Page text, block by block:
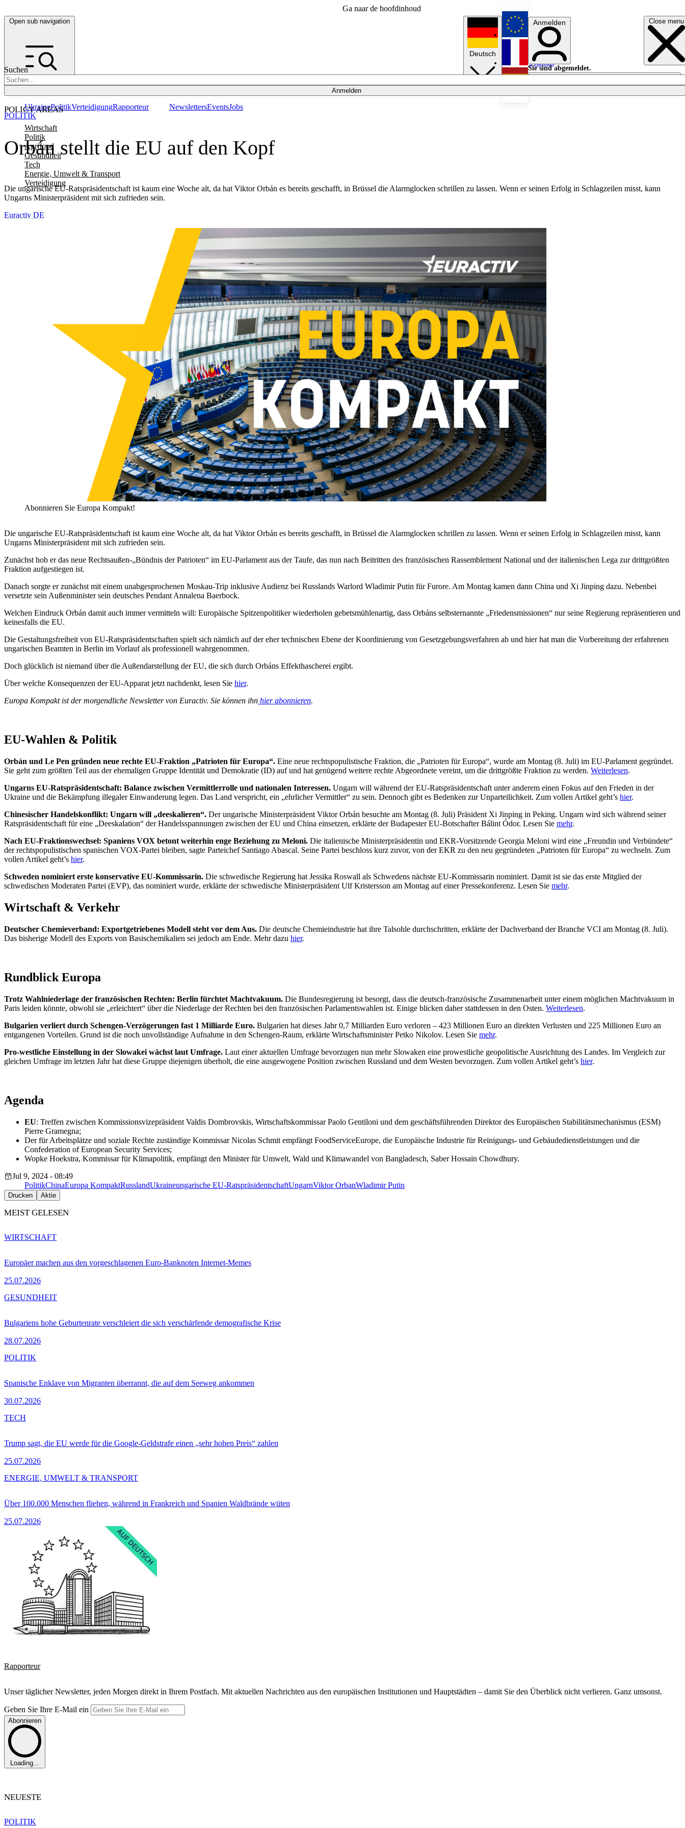
Ga naar de hoofdinhoud
Open sub navigation Close menu
Suchen
Anmelden
POLICY AREAS
Wirtschaft
Politik
Agrifood
Gesundheit
Tech
Energie, Umwelt & Transport
Verteidigung
UkrainePolitikVerteidigungRapporteur NewslettersEventsJobs
Deutsch
English
Français
Anmelden
Sie sind abgemeldet.
Anmelden
Licht aus
Orbán stellt die EU auf den Kopf
Die ungarische EU-Ratspräsidentschaft ist kaum eine Woche alt, da hat Viktor Orbán es bereits geschafft, in Brüssel die Alarmglocken schrillen zu lassen. Wenn er seinen Erfolg in Schlagzeilen misst, kann
Ungarns Ministerpräsident mit sich zufrieden sein.
POLITIK
Euractiv DE
Abonnieren Sie Europa Kompakt!
Die ungarische EU-Ratspräsidentschaft ist kaum eine Woche alt, da hat Viktor Orbán es bereits geschafft, in Brüssel die Alarmglocken schrillen zu lassen. Wenn er seinen Erfolg in Schlagzeilen misst, kann
Ungarns Ministerpräsident mit sich zufrieden sein.
Zunächst hob er das neue Rechtsaußen-„Bündnis der Patrioten“ im EU-Parlament aus der Taufe, das nun nach Beitritten des französischen Rassemblement National und der italienischen Lega zur drittgrößten
Fraktion aufgestiegen ist.
Danach sorgte er zunächst mit einem unabgesprochenen Moskau-Trip inklusive Audienz bei Russlands Warlord Wladimir Putin für Furore. Am Montag kamen dann China und Xi Jinping dazu. Nebenbei
versetzte sein Außenminister sein deutsches Pendant Annalena Baerbock.
Welchen Eindruck Orbán damit auch immer vermitteln will: Europäische Spitzenpolitiker wiederholen gebetsmühlenartig, dass Orbáns selbsternannte „Friedensmissionen“ nur seine Regierung repräsentieren und
keinesfalls die EU.
Die Gestaltungsfreiheit von EU-Ratspräsidentschaften spielt sich nämlich auf der eher technischen Ebene der Koordinierung von Gesetzgebungsverfahren ab und hier hat man die Vorbereitung der erfahrenen
ungarischen Beamten in Berlin im Vorlauf als professionell wahrgenommen.
Doch glücklich ist niemand über die Außendarstellung der EU, die sich durch Orbáns Effekthascherei ergibt.
Über welche Konsequenzen der EU-Apparat jetzt nachdenkt, lesen Sie hier.
Europa Kompakt ist der morgendliche Newsletter von Euractiv. Sie können ihn hier abonnieren.
EU-Wahlen & Politik
Orbán und Le Pen gründen neue rechte EU-Fraktion „Patrioten für Europa“. Eine neue rechtspopulistische Fraktion, die „Patrioten für Europa“, wurde am Montag (8. Juli) im EU-Parlament gegründet.
Sie geht zum größten Teil aus der ehemaligen Gruppe Identität und Demokratie (ID) auf und hat genügend weitere rechte Abgeordnete vereint, um die drittgrößte Fraktion zu werden. Weiterlesen.
Ungarns EU-Ratspräsidentschaft: Balance zwischen Vermittlerrolle und nationalen Interessen. Ungarn will während der EU-Ratspräsidentschaft unter anderem einen Fokus auf den Frieden in der
Ukraine und die Bekämpfung illegaler Einwanderung legen. Das Land verspricht, ein „ehrlicher Vermittler“ zu sein. Dennoch gibt es Bedenken zur Unparteilichkeit. Zum vollen Artikel geht’s hier.
Chinesischer Handelskonflikt: Ungarn will „deeskalieren“. Der ungarische Ministerpräsident Viktor Orbán besuchte am Montag (8. Juli) Präsident Xi Jinping in Peking. Ungarn wird sich während seiner
Ratspräsidentschaft für eine „Deeskalation“ der Handelsspannungen zwischen der EU und China einsetzen, erklärte der Budapester EU-Botschafter Bálint Ódor. Lesen Sie mehr.
Nach EU-Fraktionswechsel: Spaniens VOX betont weiterhin enge Beziehung zu Meloni. Die italienische Ministerpräsidentin und EKR-Vorsitzende Georgia Meloni wird eine „Freundin und Verbündete“
der rechtspopulistischen spanischen VOX-Partei bleiben, sagte Parteichef Santiago Abascal. Seine Partei beschloss kurz zuvor, von der EKR zu den neu gegründeten „Patrioten für Europa“ zu wechseln. Zum
vollen Artikel geht’s hier.
Schweden nominiert erste konservative EU-Kommissarin. Die schwedische Regierung hat Jessika Roswall als Schwedens nächste EU-Kommissarin nominiert. Damit ist sie das erste Mitglied der
schwedischen Moderaten Partei (EVP), das nominiert wurde, erklärte der schwedische Ministerpräsident Ulf Kristersson am Montag auf einer Pressekonferenz. Lesen Sie mehr.
Wirtschaft & Verkehr
Deutscher Chemieverband: Exportgetriebenes Modell steht vor dem Aus. Die deutsche Chemieindustrie hat ihre Talsohle durchschritten, erklärte der Dachverband der Branche VCI am Montag (8. Juli).
Das bisherige Modell des Exports von Basischemikalien sei jedoch am Ende. Mehr dazu hier.
Rundblick Europa
Trotz Wahlniederlage der französischen Rechten: Berlin fürchtet Machtvakuum. Die Bundesregierung ist besorgt, dass die deutsch-französische Zusammenarbeit unter einem möglichen Machtvakuum in
Paris leiden könnte, obwohl sie „erleichtert“ über die Niederlage der Rechten bei den französischen Parlamentswahlen ist. Einige blicken daher stattdessen in den Osten. Weiterlesen.
Bulgarien verliert durch Schengen-Verzögerungen fast 1 Milliarde Euro. Bulgarien hat dieses Jahr 0,7 Milliarden Euro verloren – 423 Millionen Euro an direkten Verlusten und 225 Millionen Euro an
entgangenen Vorteilen. Grund ist die noch unvollständige Aufnahme in den Schengen-Raum, erklärte Wirtschaftsminister Petko Nikolov. Lesen Sie mehr.
Pro-westliche Einstellung in der Slowakei wächst laut Umfrage. Laut einer aktuellen Umfrage bevorzugen nun mehr Slowaken eine prowestliche geopolitische Ausrichtung des Landes. Im Vergleich zur
gleichen Umfrage im letzten Jahr hat diese Gruppe diejenigen überholt, die eine ausgewogene Position zwischen Russland und dem Westen bevorzugen. Zum vollen Artikel geht’s hier.
Agenda
EU: Treffen zwischen Kommissionsvizepräsident Valdis Dombrovskis, Wirtschaftskommissar Paolo Gentiloni und dem geschäftsführenden Direktor des Europäischen Stabilitätsmechanismus (ESM)
Pierre Gramegna;
Der für Arbeitsplätze und soziale Rechte zuständige Kommissar Nicolas Schmit empfängt FoodServiceEurope, die Europäische Industrie für Reinigungs- und Gebäudedienstleistungen und die
Confederation of European Security Services;
Wopke Hoekstra, Kommissar für Klimapolitik, empfängt den Minister für Umwelt, Wald und Klimawandel von Bangladesch, Saber Hossain Chowdhury.
Jul 9, 2024 - 08:49
PolitikChinaEuropa KompaktRusslandUkraineungarische EU-RatspräsidentschaftUngarnViktor OrbanWladimir Putin
Drucken Aktie
MEIST GELESEN
Europäer machen aus den vorgeschlagenen Euro-Banknoten Internet-Memes
25.07.2026
WIRTSCHAFT
Bulgariens hohe Geburtenrate verschleiert die sich verschärfende demografische Krise
28.07.2026
GESUNDHEIT
Spanische Enklave von Migranten überrannt, die auf dem Seeweg ankommen
30.07.2026
POLITIK
Trump sagt, die EU werde für die Google-Geldstrafe einen „sehr hohen Preis“ zahlen
25.07.2026
TECH
Über 100.000 Menschen fliehen, während in Frankreich und Spanien Waldbrände wüten
25.07.2026
ENERGIE, UMWELT & TRANSPORT
Rapporteur
Unser täglicher Newsletter, jeden Morgen direkt in Ihrem Postfach. Mit aktuellen Nachrichten aus den europäischen Institutionen und Hauptstädten – damit Sie den Überblick nicht verlieren. Ganz umsonst.
Geben Sie Ihre E-Mail ein
Abonnieren
Loading...
NEUESTE
POLITIK